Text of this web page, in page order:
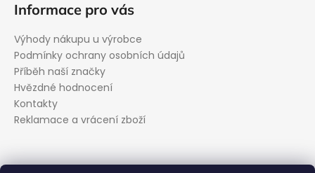
Informace pro vás
Výhody nákupu u výrobce
Podmínky ochrany osobních údajů
Příběh naší značky
Hvězdné hodnocení
Kontakty
Reklamace a vrácení zboží